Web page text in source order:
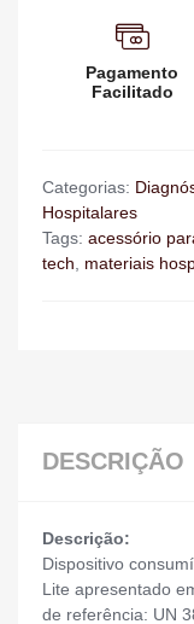
Pagamento
Facilitado
Categorias:
Hospitalares
Tags: acessório
tech, materiais
DESCRIÇÃO
Descrição:
Dispositivo
Lite apresentado
de referência: UN